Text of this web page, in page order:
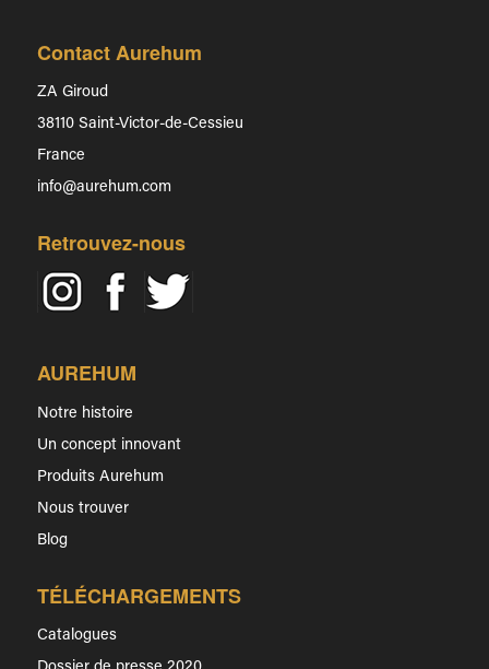
Contact Aurehum
ZA Giroud
38110 Saint-Victor-de-Cessieu
France
info@aurehum.com
Retrouvez-nous
AUREHUM
Notre histoire
Un concept innovant
Produits Aurehum
Nous trouver
Blog
TÉLÉCHARGEMENTS
Catalogues